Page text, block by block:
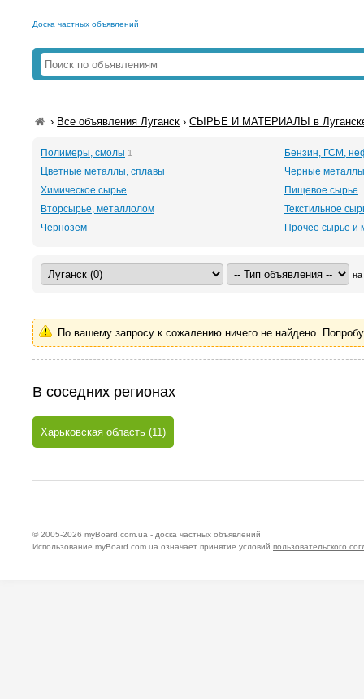
Доска частных объявлений
› Все объявления Луганск ›СЫРЬЕ И МАТЕРИАЛЫ в
Полимеры, смолы 1
Бензин, ГСМ,
Цветные металлы, сплавы
Черные
Химическое сырье
Пищевое сырье
Вторсырье, металлолом
Текстильное
Чернозем
Прочее сырье и
на
По вашему запросу к сожалению ничего не найдено.
В соседних регионах
Харьковская область (11)
© 2005-2026 myBoard.com.ua - доска частных объявлений
Использование myBoard.com.ua означает принятие условий пользовательского